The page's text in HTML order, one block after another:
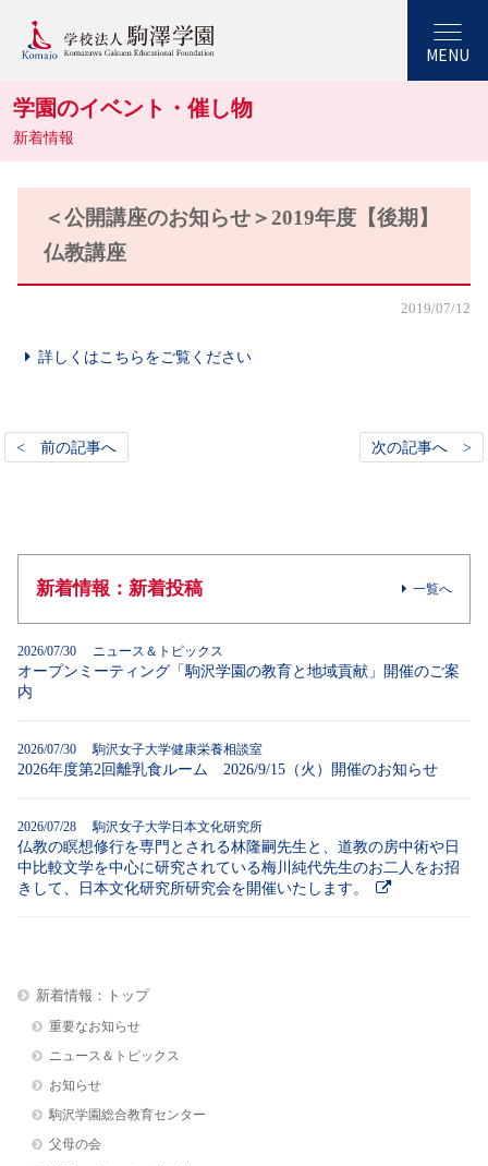
MENU
学園のイベント・催し物
新着情報
＜公開講座のお知らせ＞2019年度【後期】
仏教講座
2019/07/12
詳しくはこちらをご覧ください
< 前の記事へ 次の記事へ >
新着情報：新着投稿 一覧へ
2026/07/30 ニュース＆トピックス
オープンミーティング「駒沢学園の教育と地域貢献」開催のご案
内
2026/07/30 駒沢女子大学健康栄養相談室
2026年度第2回離乳食ルーム 2026/9/15（火）開催のお知らせ
2026/07/28 駒沢女子大学日本文化研究所
仏教の瞑想修行を専門とされる林隆嗣先生と、道教の房中術や日
中比較文学を中心に研究されている梅川純代先生のお二人をお招
きして、日本文化研究所研究会を開催いたします。
新着情報：トップ
重要なお知らせ
ニュース＆トピックス
お知らせ
駒沢学園総合教育センター
父母の会